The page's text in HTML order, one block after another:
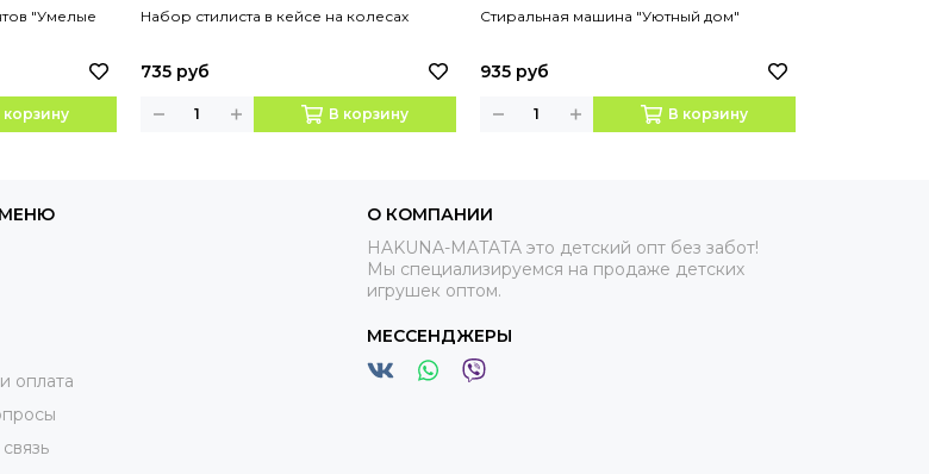
"Умелые
корзину
Набор стилиста в кейсе на колесах
735 руб
В корзину
Стиральная машина "Уютный дом"
935 руб
В корзину
оплата
О КОМПАНИИ
HAKUNA-MATATA это детский опт без забот!
Мы специализируемся на продаже детских
игрушек оптом.
МЕССЕНДЖЕРЫ